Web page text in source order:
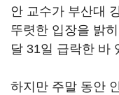
안 교수가 부산대
뚜렷한 입장을 밝
달 31일 급락한 바
하지만 주말 동안